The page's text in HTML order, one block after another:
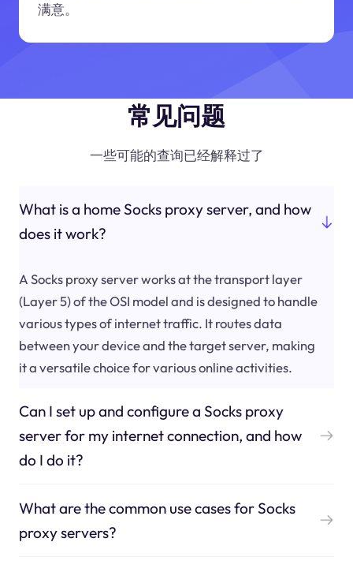
满意。
常见问题
一些可能的查询已经解释过了
What is a home Socks proxy server, and how
does it work?
A Socks proxy server works at the transport layer
(Layer 5) of the OSI model and is designed to handle
various types of internet traffic. It routes data
between your device and the target server, making
it a versatile choice for various online activities.
Can I set up and configure a Socks proxy
server for my internet connection, and how
do I do it?
What are the common use cases for Socks
proxy servers?